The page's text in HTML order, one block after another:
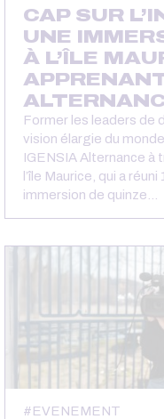
CAP SUR
UNE
À L’ÎLE
Former les leaders de
vision élargie du
IGENSIA Alternance à
l’île Maurice, qui a
immersion de quinze…
EVENEMENT